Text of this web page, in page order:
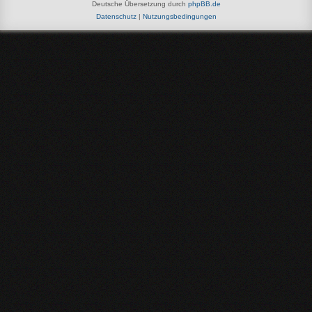
Deutsche Übersetzung durch phpBB.de
Datenschutz| Nutzungsbedingungen